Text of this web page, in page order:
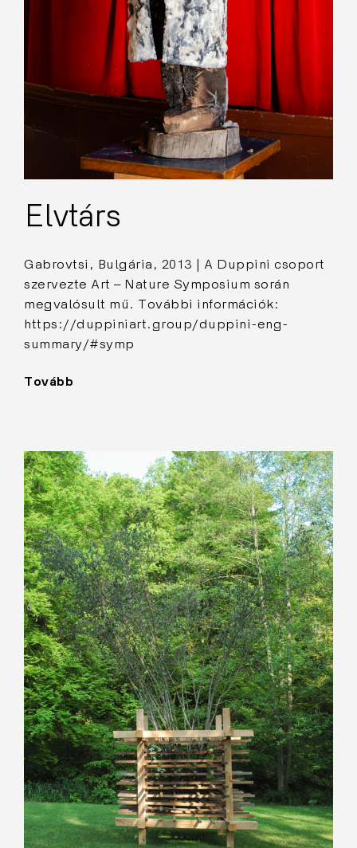
Elvtárs
Gabrovtsi, Bulgária, 2013 | A Duppini csoport
szervezte Art – Nature Symposium során
megvalósult mű. További információk:
https://duppiniart.group/duppini-eng-
summary/#symp
Tovább